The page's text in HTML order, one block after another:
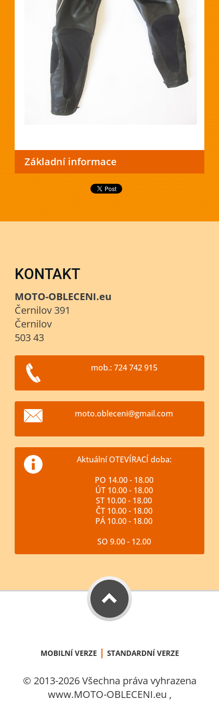
Základní informace
KONTAKT
MOTO-OBLECENI.eu
Černilov 391
Černilov
503 43
mob.: 724 742 915
moto.obleceni@gmail.com
Aktuální OTEVÍRACÍ doba:
PO 14.00 - 18.00
ÚT 10.00 - 18.00
ST 10.00 - 18.00
ČT 10.00 - 18.00
PÁ 10.00 - 18.00
SO 9.00 - 12.00
MOBILNÍ VERZE | STANDARDNÍ VERZE
© 2013-2026 Všechna práva vyhrazena
www.MOTO-OBLECENI.eu ,